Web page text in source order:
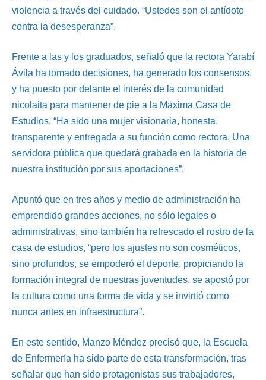
violencia a través del cuidado. “Ustedes son el antídoto
contra la desesperanza”.
Frente a las y los graduados, señaló que la rectora Yarabí
Ávila ha tomado decisiones, ha generado los consensos,
y ha puesto por delante el interés de la comunidad
nicolaita para mantener de pie a la Máxima Casa de
Estudios. “Ha sido una mujer visionaria, honesta,
transparente y entregada a su función como rectora. Una
servidora pública que quedará grabada en la historia de
nuestra institución por sus aportaciones”.
Apuntó que en tres años y medio de administración ha
emprendido grandes acciones, no sólo legales o
administrativas, sino también ha refrescado el rostro de la
casa de estudios, “pero los ajustes no son cosméticos,
sino profundos, se empoderó el deporte, propiciando la
formación integral de nuestras juventudes, se apostó por
la cultura como una forma de vida y se invirtió como
nunca antes en infraestructura”.
En este sentido, Manzo Méndez precisó que, la Escuela
de Enfermería ha sido parte de esta transformación, tras
señalar que han sido protagonistas sus trabajadores,